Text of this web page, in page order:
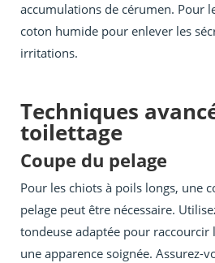
accumulations de cérumen. Pour
coton humide pour enlever les
irritations.
Techniques
toilettage
Coupe du pelage
Pour les chiots à poils longs, une
pelage peut être nécessaire.
tondeuse adaptée pour
une apparence soignée. Assurez-